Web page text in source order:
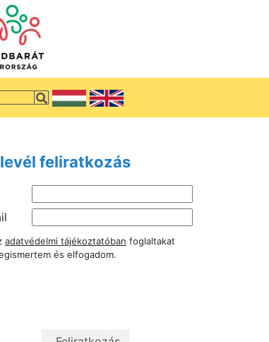
feliratkozás
adatvédelmi tájékoztatóban foglaltakat
és elfogadom.